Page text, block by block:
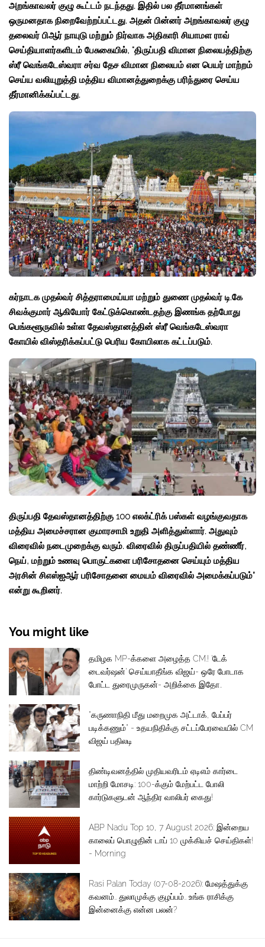
அறங்காவலர் குழு கூட்டம் நடந்தது. இதில் பல தீர்மானங்கள்
ஒருமனதாக நிறைவேற்றப்பட்டது. அதன் பின்னர் அறங்காவலர் குழு
தலைவர் பிஆர் நாயுடு மற்றும் நிர்வாக அதிகாரி சியாமள ராவ்
செய்தியாளர்களிடம் பேசுகையில், “திருப்பதி விமான நிலையத்திற்கு
ஸ்ரீ வெங்கடேஸ்வரா சர்வ தேச விமான நிலையம் என பெயர் மாற்றம்
செய்ய வலியுறுத்தி மத்திய விமானத்துறைக்கு பரிந்துரை செய்ய
தீர்மானிக்கப்பட்டது.
கர்நாடக முதல்வர் சித்தராமைய்யா மற்றும் துணை முதல்வர் டி.கே
சிவக்குமார் ஆகியோர் கேட்டுக்கொண்டதற்கு இணங்க தற்போது
பெங்களூருவில் உள்ள தேவஸ்தானத்தின் ஸ்ரீ வெங்கடேஸ்வரா
கோயில் விஸ்தரிக்கப்பட்டு பெரிய கோயிலாக கட்டப்படும்.
திருப்பதி தேவஸ்தானத்திற்கு 100 எலக்ட்ரிக் பஸ்கள் வழங்குவதாக
மத்திய அமைச்சரான குமாரசாமி உறுதி அளித்துள்ளார். அதுவும்
விரைவில் நடைமுறைக்கு வரும். விரைவில் திருப்பதியில் தண்ணீர்,
நெய், மற்றும் உணவு பொருட்களை பரிசோதனை செய்யும் மத்திய
அரசின் சிஎஸ்ஐஆர் பரிசோதனை மையம் விரைவில் அமைக்கப்படும்”
என்று கூறினர்.
You might like
தமிழக MP-க்களை அழைத்த CM.! ‘டேக்
டைவர்ஷன்’ செய்யாதீங்க விஜய்- ஒரே போடாக
போட்ட துரைமுருகன்- அறிக்கை இதோ..
”கருணாநிதி மீது மறைமுக அட்டாக், பேப்பர்
படிக்கணும்” - உதயநிதிக்கு சட்டப்பேரவையில் CM
விஜய் பதிலடி
திண்டிவனத்தில் முதியவரிடம் ஏடிஎம் கார்டை
மாற்றி மோசடி: 100-க்கும் மேற்பட்ட போலி
கார்டுகளுடன் ஆந்திர வாலிபர் கைது!
ABP Nadu Top 10, 7 August 2026: இன்றைய
காலைப் பொழுதின் டாப் 10 முக்கியச் செய்திகள்!
- Morning
Rasi Palan Today (07-08-2026): மேஷத்துக்கு
கவனம்.. துலாமுக்கு குழப்பம்.. உங்க ராசிக்கு
இன்னைக்கு என்ன பலன்?